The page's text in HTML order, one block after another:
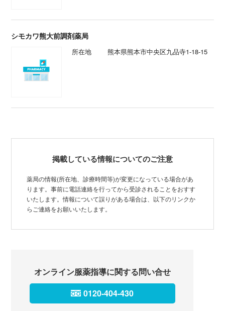
シモカワ熊大前調剤薬局
所在地 熊本県熊本市中央区九品寺1-18-15
掲載している情報についてのご注意
薬局の情報(所在地、診療時間等)が変更になっている場合があ
ります。事前に電話連絡を行ってから受診されることをおすす
いたします。情報について誤りがある場合は、以下のリンクか
らご連絡をお願いいたします。
オンライン服薬指導に関する問い合せ
0120-404-430